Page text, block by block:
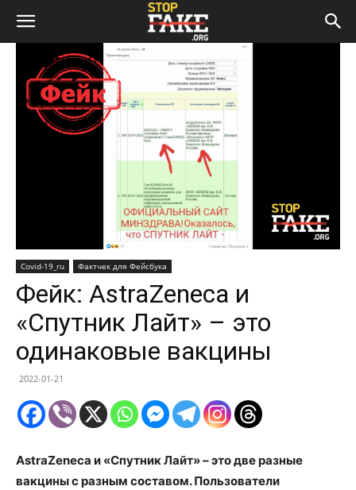
Covid-19_ru Фактчек для Фейсбука
Фейк: AstraZeneca и
«Спутник Лайт» – это
одинаковые вакцины
2022-01-21
AstraZeneca и «Спутник Лайт» – это две разные
вакцины с разным составом. Пользователи